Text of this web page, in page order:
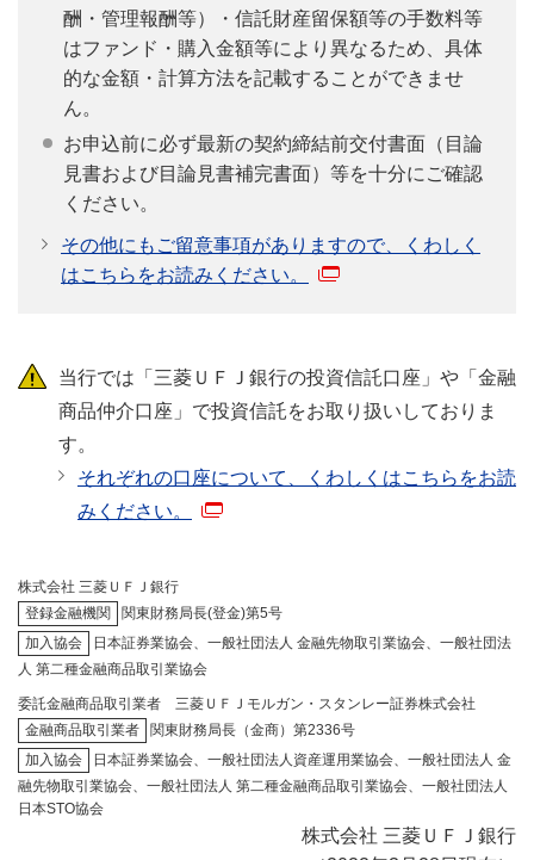
酬・管理報酬等）・信託財産留保額等の手数料等
はファンド・購入金額等により異なるため、具体
的な金額・計算方法を記載することができませ
ん。
お申込前に必ず最新の契約締結前交付書面（目論
見書および目論見書補完書面）等を十分にご確認
ください。
その他にもご留意事項がありますので、くわしく
はこちらをお読みください。
当行では「三菱ＵＦＪ銀行の投資信託口座」や「金融
商品仲介口座」で投資信託をお取り扱いしておりま
す。
それぞれの口座について、くわしくはこちらをお読
みください。
株式会社 三菱ＵＦＪ銀行
登録金融機関
関東財務局長(登金)第5号
加入協会
日本証券業協会、一般社団法人 金融先物取引業協会、一般社団法
人 第二種金融商品取引業協会
委託金融商品取引業者 三菱ＵＦＪモルガン・スタンレー証券株式会社
金融商品取引業者
関東財務局長（金商）第2336号
加入協会
日本証券業協会、一般社団法人資産運用業協会、一般社団法人 金
融先物取引業協会、一般社団法人 第二種金融商品取引業協会、一般社団法人
日本STO協会
株式会社 三菱ＵＦＪ銀行